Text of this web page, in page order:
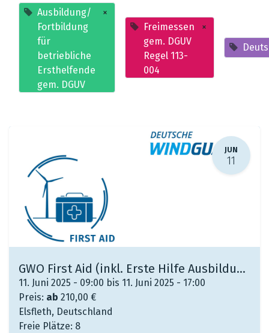
Ausbildung/
Fortbildung
für
betriebliche
Ersthelfende
gem. DGUV
×
Freimessen
gem. DGUV
Regel 113-
004
×
JUN
11
GWO First Aid (inkl. Erste Hilfe Ausbildung/ Fortbildung gem. DGUV)
11. Juni 2025 - 09:00 bis 11. Juni 2025 - 17:00
Preis: ab 210,00 €
Elsfleth, Deutschland
Freie Plätze: 8